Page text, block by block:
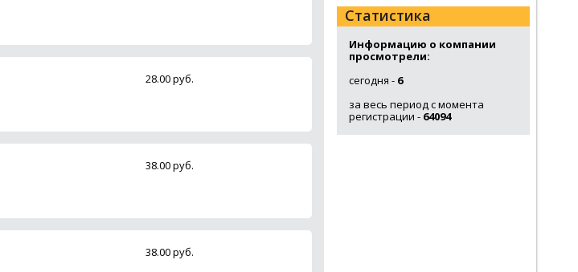
28.00 руб.
38.00 руб.
38.00 руб.
Статистика
Информацию о компании
просмотрели:
сегодня - 6
за весь период с момента
регистрации - 64094